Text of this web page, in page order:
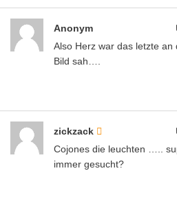
…eventuell eine Kopie vom
-brüll – gröhl-
Es gibt Vorschriften –
Fahrrädern!
Ergo: Wenn man keine
F….. halten !